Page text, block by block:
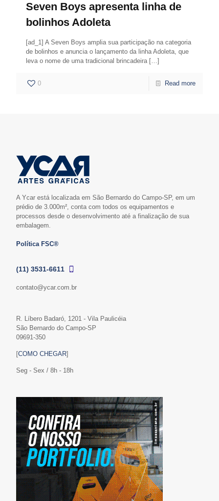
Seven Boys apresenta linha de
bolinhos Adoleta
[ad_1] A Seven Boys amplia sua participação na categoria
de bolinhos e anuncia o lançamento da linha Adoleta, que
leva o nome de uma tradicional brincadeira[…]
0 Read more
A Ycar está localizada em São Bernardo do Campo-SP, em um
prédio de 3.000m², conta com todos os equipamentos e
processos desde o desenvolvimento até a finalização de sua
embalagem.
Política FSC®
(11) 3531-6611
contato@ycar.com.br
R. Líbero Badaró, 1201 - Vila Paulicéia
São Bernardo do Campo-SP
09691-350
[COMO CHEGAR]
Seg - Sex / 8h - 18h